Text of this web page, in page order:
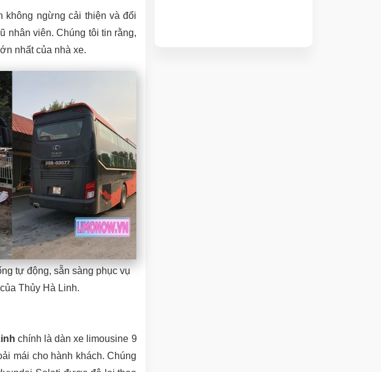
không ngừng cải thiện và đổi
nhân viên. Chúng tôi tin rằng,
nhất của nhà xe.
tự động, sẵn sàng phục vụ
Thủy Hà Linh.
chính là dàn xe limousine 9
mái cho hành khách. Chúng